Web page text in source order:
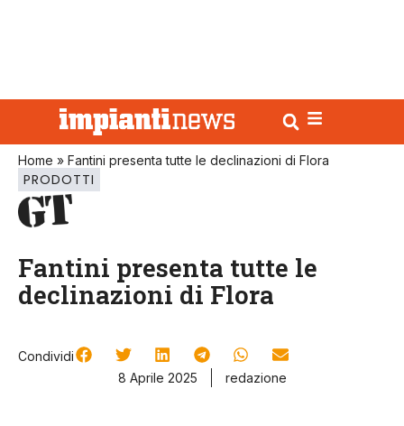
Home » Fantini presenta tutte le declinazioni di Flora
PRODOTTI
Fantini presenta tutte le
declinazioni di Flora
Condividi
8 Aprile 2025
redazione